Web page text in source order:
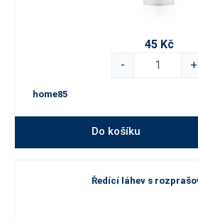
45 Kč
-
+
home85
Do košíku
Ředící láhev s